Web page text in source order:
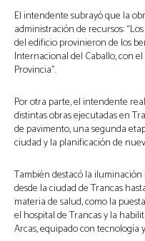
El intendente subrayó que la
administración de recursos:
del edificio provinieron de los
Internacional del Caballo, con
Provincia”.
Por otra parte, el intendente
distintas obras ejecutadas en
de pavimento, una segunda
ciudad y la planificación de
También destacó la iluminación
desde la ciudad de Trancas
materia de salud, como la
el hospital de Trancas y la
Arcas, equipado con tecnología